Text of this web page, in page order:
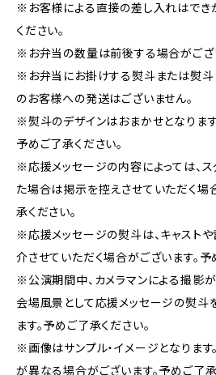
※お客様による直接の差し入れはでき
ください。
※お弁当の数量は前後する場合がござ
※お弁当にお掛けする熨斗または熨斗
のお客様への発送はございません。
※熨斗のデザインはおまかせとなりま
予めご了承ください。
※応援メッセージの内容によっては、
た場合は掲示を控えさせていただく場
承ください。
※応援メッセージの熨斗は、キャスト
介させていただく場合がございます。予
※公演期間中、カメラマンによる撮影
会場風景として応援メッセージの熨斗
ます。予めご了承ください。
※画像はサンプル・イメージとなりま
が異なる場合がございます。予めご了承